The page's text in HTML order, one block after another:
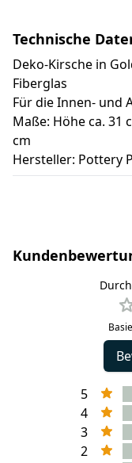
Technische
Deko-Kirsche in
Fiberglas
Für die Innen- und
Maße: Höhe ca. 31
cm
Hersteller: Pottery
5
4
3
2